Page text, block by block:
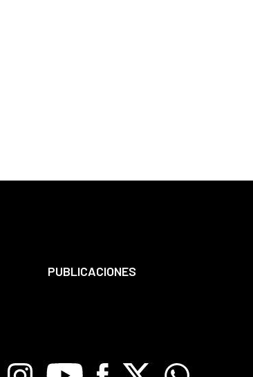
PUBLICACIONES
InstagramYoutube Facebook
X Whatsapp